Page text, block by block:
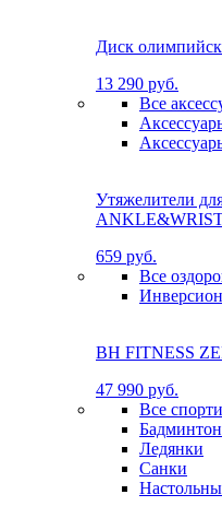
Диск
13 290 руб.
Все
Утяжелители
659 руб.
Все
BH FITNESS
47 990 руб.
Все
Бадминтон
Ледянки
Санки